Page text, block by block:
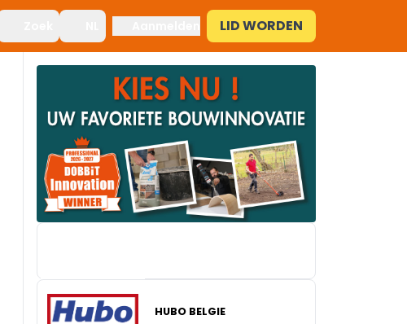
LID WORDEN
BRICO
HUBO BELGIE